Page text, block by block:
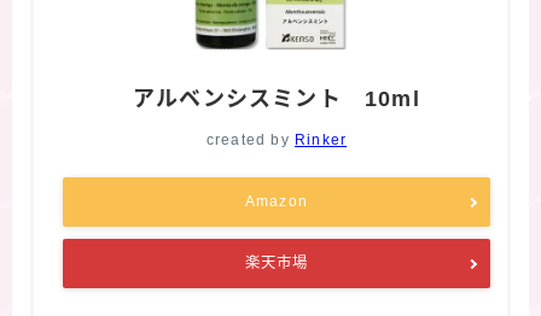
アルベンシスミント 10ml
created by Rinker
Amazon
楽天市場